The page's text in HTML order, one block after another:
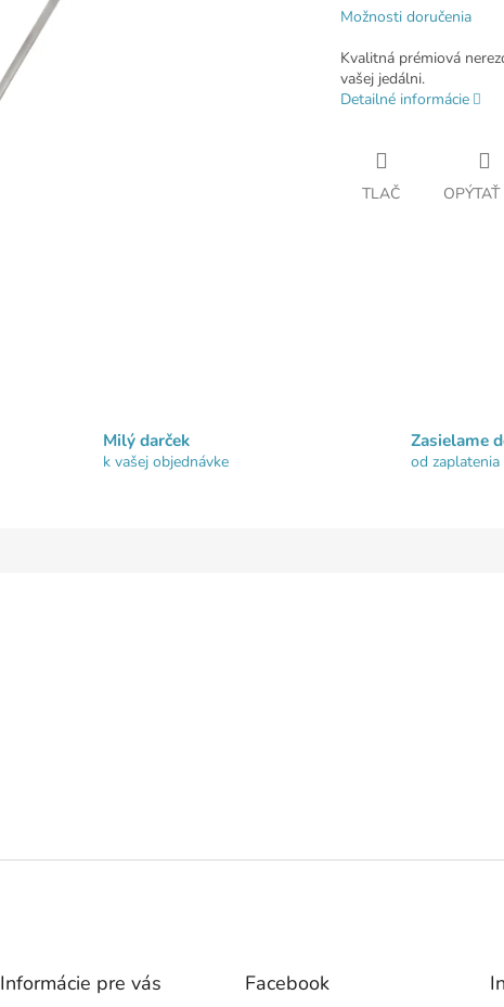
Možnosti doručenia
Kvalitná prémiová
vašej jedálni.
Detailné informácie
TLAČ
Milý darček
k vašej objednávke
Zasielame
od
Informácie pre vás Facebook